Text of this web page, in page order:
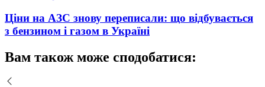
Ціни на АЗС знову переписали: що відбувається
з бензином і газом в Україні
Вам також може сподобатися: